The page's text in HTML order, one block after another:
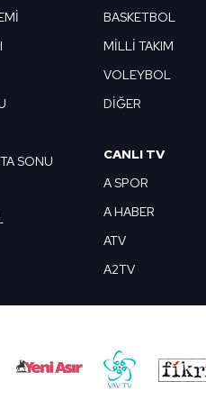
SONU
BASKETBOL
MİLLİ TAKIM
VOLEYBOL
DİĞER
CANLI TV
A SPOR
A HABER
ATV
A2TV